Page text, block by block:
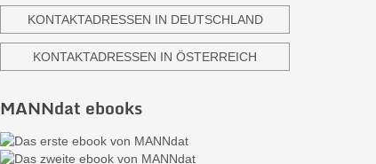
KONTAKTADRESSEN IN DEUTSCHLAND
KONTAKTADRESSEN IN ÖSTERREICH
MANNdat ebooks